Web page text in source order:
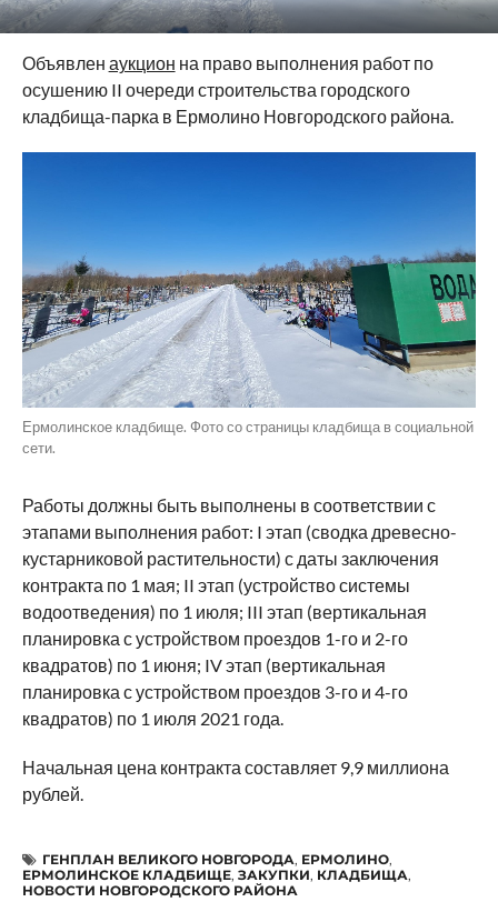
Объявлен аукцион на право выполнения работ по
осушению II очереди строительства городского
кладбища-парка в Ермолино Новгородского района.
Ермолинское кладбище. Фото со страницы кладбища в социальной
сети.
Работы должны быть выполнены в соответствии с
этапами выполнения работ: I этап (сводка древесно-
кустарниковой растительности) с даты заключения
контракта по 1 мая; II этап (устройство системы
водоотведения) по 1 июля; III этап (вертикальная
планировка с устройством проездов 1-го и 2-го
квадратов) по 1 июня; IV этап (вертикальная
планировка с устройством проездов 3-го и 4-го
квадратов) по 1 июля 2021 года.
Начальная цена контракта составляет 9,9 миллиона
рублей.
ГЕНПЛАН ВЕЛИКОГО НОВГОРОДА, ЕРМОЛИНО,
ЕРМОЛИНСКОЕ КЛАДБИЩЕ, ЗАКУПКИ, КЛАДБИЩА,
НОВОСТИ НОВГОРОДСКОГО РАЙОНА